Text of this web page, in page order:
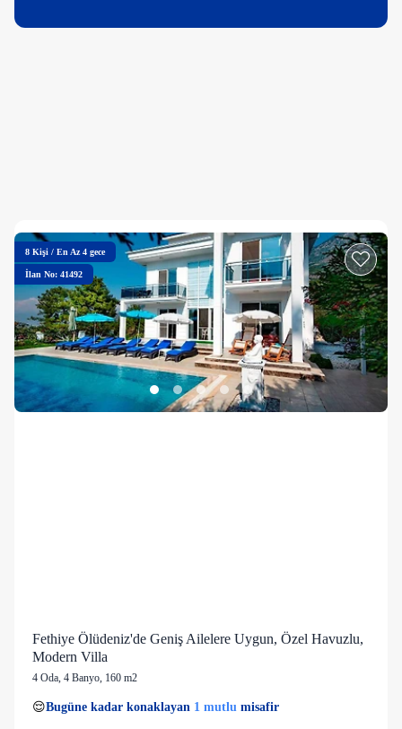
8 Kişi / En Az 4 gece
İlan No: 41492
Fethiye Ölüdeniz'de Geniş Ailelere Uygun, Özel Havuzlu,
Modern Villa
4 Oda, 4 Banyo, 160 m2
👀Son 1 saatte27 kişigörüntüledi